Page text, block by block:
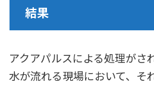
結果
アクアパルスによる処理がさ
水が流れる現場において、そ